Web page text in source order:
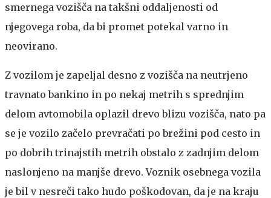
smernega vozišča na takšni oddaljenosti od
njegovega roba, da bi promet potekal varno in
neovirano.
Z vozilom je zapeljal desno z vozišča na neutrjeno
travnato bankino in po nekaj metrih s sprednjim
delom avtomobila oplazil drevo blizu vozišča, nato pa
se je vozilo začelo prevračati po brežini pod cesto in
po dobrih trinajstih metrih obstalo z zadnjim delom
naslonjeno na manjše drevo. Voznik osebnega vozila
je bil v nesreči tako hudo poškodovan, da je na kraju